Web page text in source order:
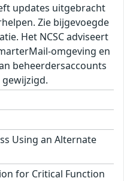
updates uitgebracht
Zie bijgevoegde
Het NCSC adviseert
omgeving en
beheerdersaccounts
Using an Alternate
for Critical Function